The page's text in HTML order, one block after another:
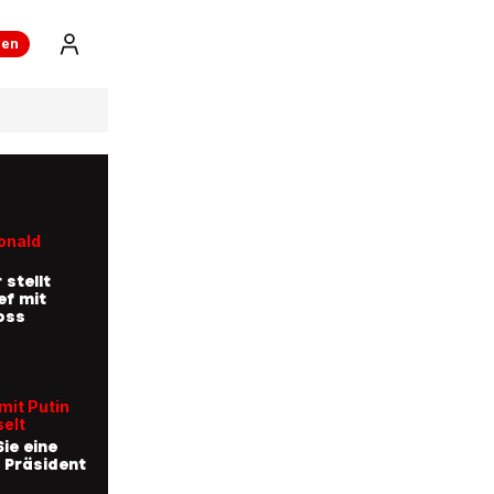
stellt
mit
Putin
eine
Präsident